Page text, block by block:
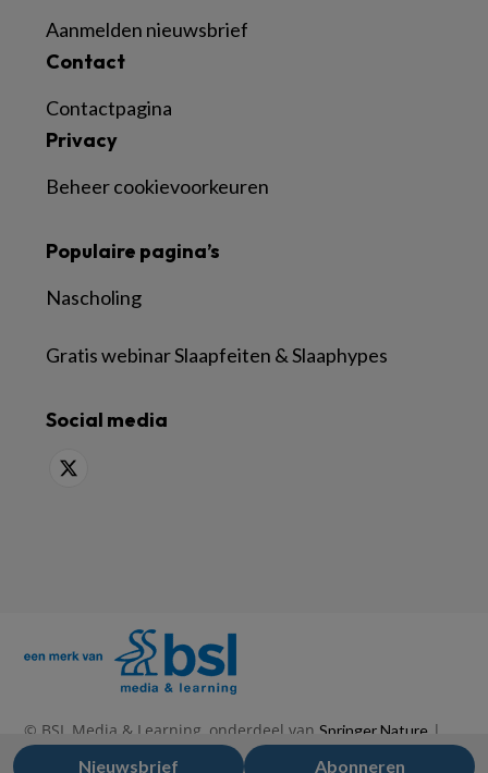
Aanmelden nieuwsbrief
Contact
Contactpagina
Privacy
Beheer cookievoorkeuren
Populaire pagina’s
Nascholing
Gratis webinar Slaapfeiten & Slaaphypes
Social media
© BSL Media & Learning, onderdeel van Springer Nature |
Privacy Statement Disclaimer|Voorwaarden
Nieuwsbrief Abonneren